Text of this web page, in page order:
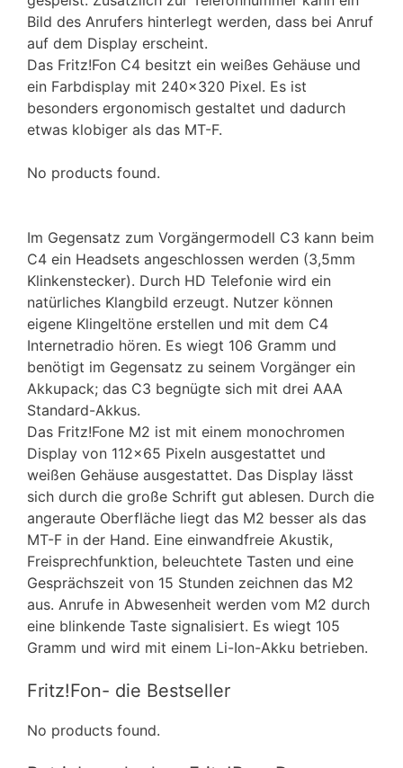
Bild des Anrufers hinterlegt werden, dass bei Anruf
auf dem Display erscheint.
Das Fritz!Fon C4 besitzt ein weißes Gehäuse und
ein Farbdisplay mit 240×320 Pixel. Es ist
besonders ergonomisch gestaltet und dadurch
etwas klobiger als das MT-F.
No products found.
Im Gegensatz zum Vorgängermodell C3 kann beim
C4 ein Headsets angeschlossen werden (3,5mm
Klinkenstecker). Durch HD Telefonie wird ein
natürliches Klangbild erzeugt. Nutzer können
eigene Klingeltöne erstellen und mit dem C4
Internetradio hören. Es wiegt 106 Gramm und
benötigt im Gegensatz zu seinem Vorgänger ein
Akkupack; das C3 begnügte sich mit drei AAA
Standard-Akkus.
Das Fritz!Fone M2 ist mit einem monochromen
Display von 112×65 Pixeln ausgestattet und
weißen Gehäuse ausgestattet. Das Display lässt
sich durch die große Schrift gut ablesen. Durch die
angeraute Oberfläche liegt das M2 besser als das
MT-F in der Hand. Eine einwandfreie Akustik,
Freisprechfunktion, beleuchtete Tasten und eine
Gesprächszeit von 15 Stunden zeichnen das M2
aus. Anrufe in Abwesenheit werden vom M2 durch
eine blinkende Taste signalisiert. Es wiegt 105
Gramm und wird mit einem Li-Ion-Akku betrieben.
Fritz!Fon- die Bestseller
No products found.